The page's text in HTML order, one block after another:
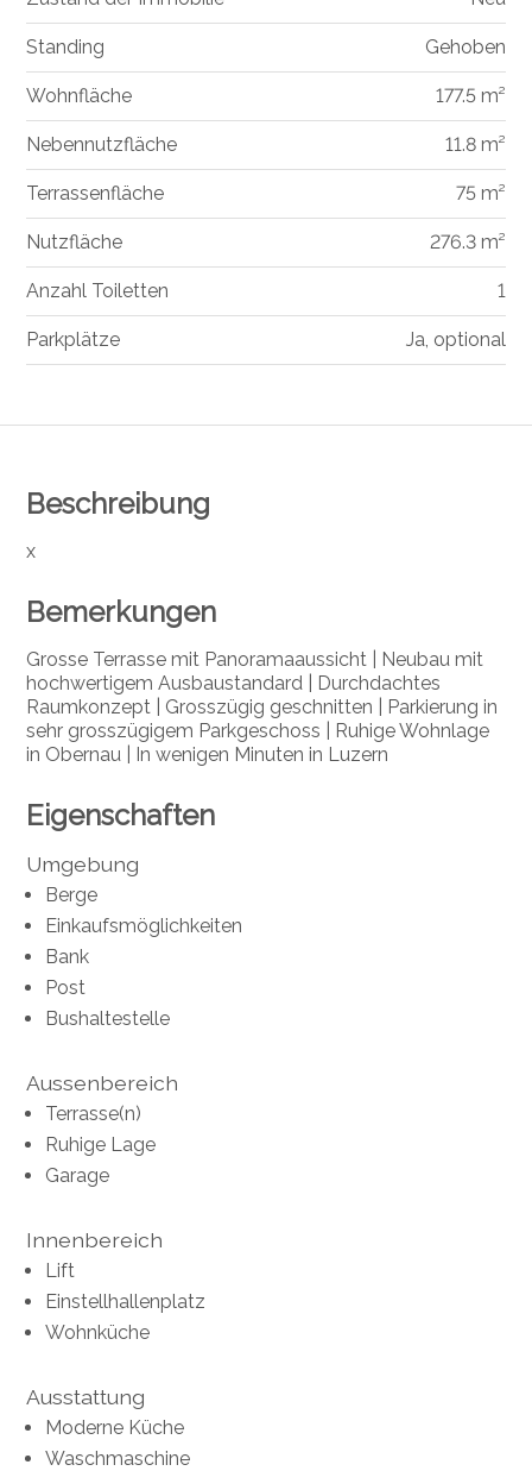
Beschreibung
x
Bemerkungen
Grosse Terrasse mit Panoramaaussicht | Neubau mit
hochwertigem Ausbaustandard | Durchdachtes
Raumkonzept | Grosszügig geschnitten | Parkierung in
sehr grosszügigem Parkgeschoss | Ruhige Wohnlage
in Obernau | In wenigen Minuten in Luzern
Eigenschaften
Umgebung
Berge
Einkaufsmöglichkeiten
Bank
Post
Bushaltestelle
Aussenbereich
Terrasse(n)
Ruhige Lage
Garage
Innenbereich
Lift
Einstellhallenplatz
Wohnküche
Ausstattung
Moderne Küche
Waschmaschine
Standing Gehoben
Wohnfläche 177.5 m²
Nebennutzfläche 11.8 m²
Terrassenfläche 75 m²
Nutzfläche 276.3 m²
Anzahl Toiletten 1
Parkplätze Ja, optional